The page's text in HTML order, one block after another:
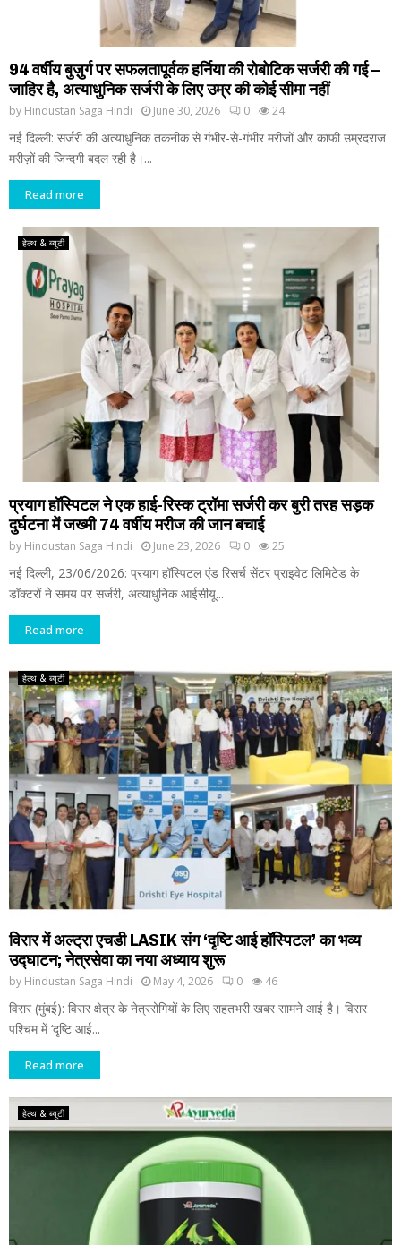
94 वर्षीय बुज़ुर्ग पर सफलतापूर्वक हर्निया की रोबोटिक सर्जरी की गई –
जाहिर है, अत्याधुनिक सर्जरी के लिए उम्र की कोई सीमा नहीं
by Hindustan Saga Hindi June 30, 2026 0 24
नई दिल्ली: सर्जरी की अत्याधुनिक तकनीक से गंभीर-से-गंभीर मरीजों और काफी उम्रदराज
मरीज़ों की जिन्दगी बदल रही है।...
Read more
हेल्थ & ब्यूटी
प्रयाग हॉस्पिटल ने एक हाई-रिस्क ट्रॉमा सर्जरी कर बुरी तरह सड़क
दुर्घटना में जख्मी 74 वर्षीय मरीज की जान बचाई
by Hindustan Saga Hindi June 23, 2026 0 25
नई दिल्ली, 23/06/2026: प्रयाग हॉस्पिटल एंड रिसर्च सेंटर प्राइवेट लिमिटेड के
डॉक्टरों ने समय पर सर्जरी, अत्याधुनिक आईसीयू...
Read more
हेल्थ & ब्यूटी
विरार में अल्ट्रा एचडी LASIK संग ‘दृष्टि आई हॉस्पिटल’ का भव्य
उद्घाटन; नेत्रसेवा का नया अध्याय शुरू
by Hindustan Saga Hindi May 4, 2026 0 46
विरार (मुंबई): विरार क्षेत्र के नेत्ररोगियों के लिए राहतभरी खबर सामने आई है। विरार
पश्चिम में ‘दृष्टि आई...
Read more
हेल्थ & ब्यूटी